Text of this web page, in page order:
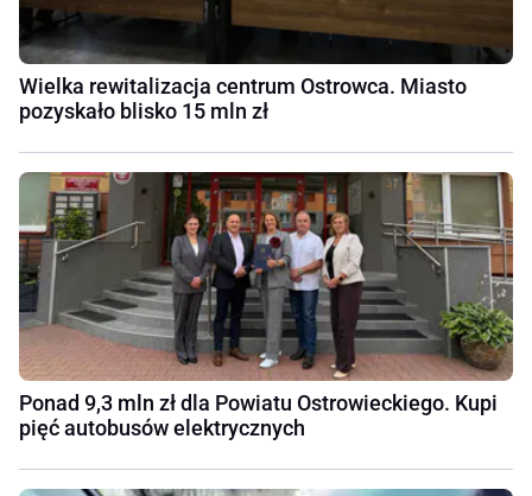
Wielka rewitalizacja centrum Ostrowca. Miasto
pozyskało blisko 15 mln zł
Ponad 9,3 mln zł dla Powiatu Ostrowieckiego. Kupi
pięć autobusów elektrycznych